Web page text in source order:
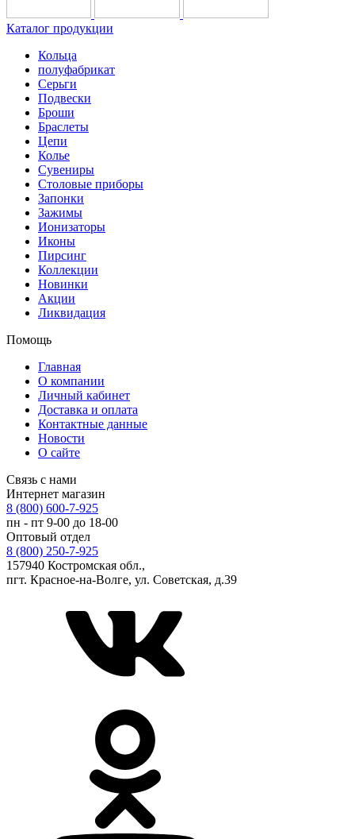
Каталог продукции
Кольца
полуфабрикат
Серьги
Подвески
Броши
Браслеты
Цепи
Колье
Сувениры
Столовые приборы
Запонки
Зажимы
Ионизаторы
Иконы
Пирсинг
Коллекции
Новинки
Акции
Ликвидация
Помощь
Главная
О компании
Личный кабинет
Доставка и оплата
Контактные данные
Новости
О сайте
Связь с нами
Интернет магазин
8 (800) 600-7-925
пн - пт 9-00 до 18-00
Оптовый отдел
8 (800) 250-7-925
157940 Костромская обл.,
пгт. Красное-на-Волге, ул. Советская, д.39